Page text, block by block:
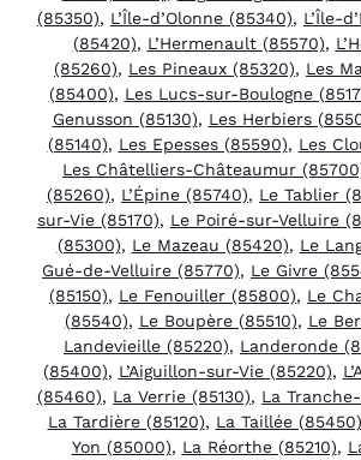
(85350), L’Île-d’Olonne (85340), L’Île-
(85420), L’Hermenault (85570),
(85260), Les Pineaux (85320), Les
(85400), Les Lucs-sur-Boulogne
Genusson (85130), Les Herbiers
(85140), Les Epesses (85590), Les
Les Châtelliers-Châteaumur
(85260), L’Épine (85740), Le Tablier
sur-Vie (85170), Le Poiré-sur-Velluire
(85300), Le Mazeau (85420), Le
Gué-de-Velluire (85770), Le Givre
(85150), Le Fenouiller (85800), Le
(85540), Le Boupère (85510), Le
Landevieille (85220), Landeronde
(85400), L’Aiguillon-sur-Vie (85220),
(85460), La Verrie (85130), La
La Tardière (85120), La Taillée (85450)
Yon (85000), La Réorthe (85210),